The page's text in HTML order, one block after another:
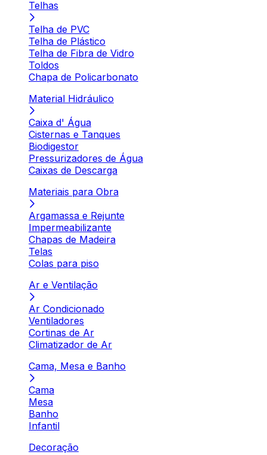
Telhas
Telha de PVC
Telha de Plástico
Telha de Fibra de Vidro
Toldos
Chapa de Policarbonato
Material Hidráulico
Caixa d' Água
Cisternas e Tanques
Biodigestor
Pressurizadores de Água
Caixas de Descarga
Materiais para Obra
Argamassa e Rejunte
Impermeabilizante
Chapas de Madeira
Telas
Colas para piso
Ar e Ventilação
Ar Condicionado
Ventiladores
Cortinas de Ar
Climatizador de Ar
Cama, Mesa e Banho
Cama
Mesa
Banho
Infantil
Decoração